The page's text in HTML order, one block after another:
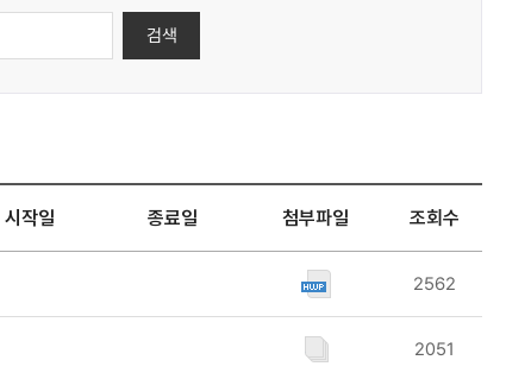
검색
시작일 종료일 첨부파일 조회수
2562
2051